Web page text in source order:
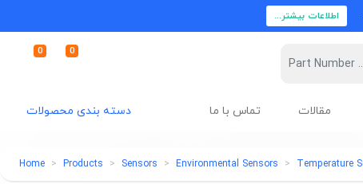
اطلاعات بیشتر...
0 0
دسته بندی محصولات مقالات تماس با ما
Home Products Sensors Environmental Sensors Temperature